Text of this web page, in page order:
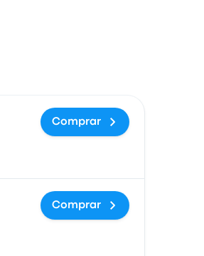
Comprar
Comprar